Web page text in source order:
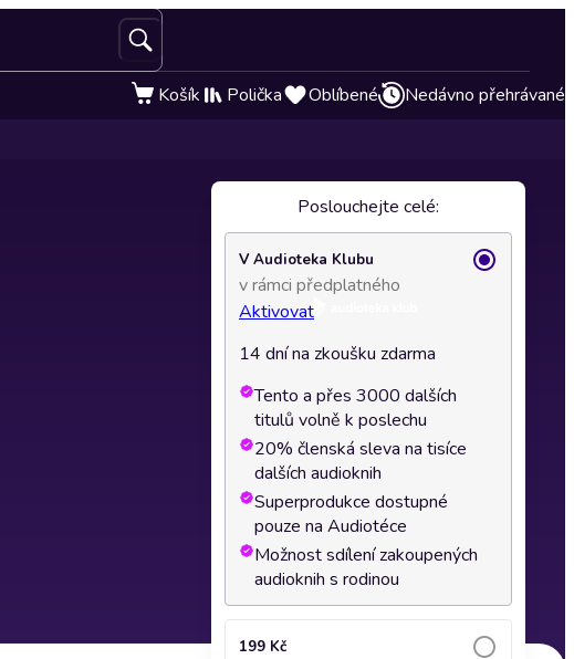
Košík Polička Oblíbené Nedávno přehrávané
Poslouchejte celé:
V Audioteka Klubu
v rámci předplatného
Aktivovat
14 dní na zkoušku zdarma
Tento a přes 3000 dalších
titulů volně k poslechu
20% členská sleva na tisíce
dalších audioknih
Superprodukce dostupné
pouze na Audiotéce
Možnost sdílení zakoupených
audioknih s rodinou
199 Kč